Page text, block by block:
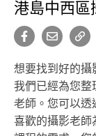
港島中西區
想要找到好的攝
我們已經為您整
老師。您可以透
喜歡的攝影老師